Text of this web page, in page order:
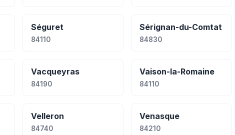
Séguret
84110
Sérignan-du-Comtat
84830
Vacqueyras
84190
Vaison-la-Romaine
84110
Velleron
84740
Venasque
84210